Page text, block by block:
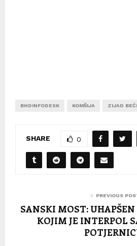
BHDINFODESK KOMŠIJA ZIJAD
SHARE 0
PREVIOUS
SANSKI MOST:
KOJIM JE INTERPOL